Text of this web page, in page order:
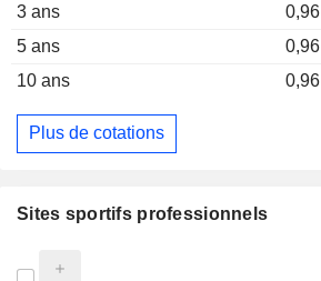
3 ans
0,96
5 ans
0,96
10 ans
0,96
Plus de cotations
Sites sportifs professionnels